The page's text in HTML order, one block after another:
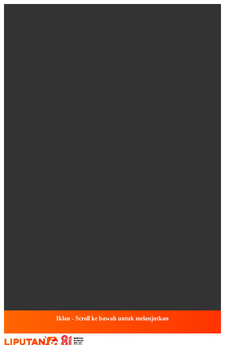
Iklan - Scroll ke bawah untuk melanjutkan